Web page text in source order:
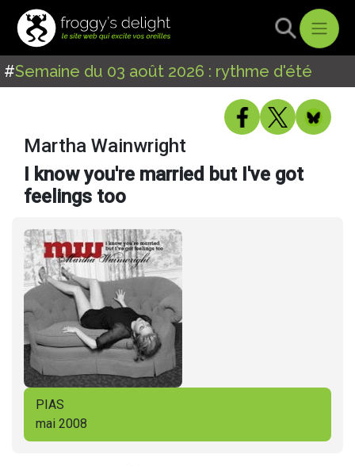
#Semaine du 03 août 2026 : rythme d'été
Martha Wainwright
I know you're married but I've got
feelings too
PIAS
mai 2008